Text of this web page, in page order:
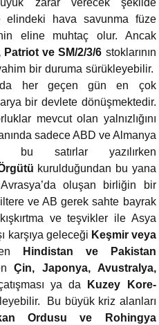
zarar verecek şekilde
elindeki hava savunma füze
eline muhtaç olur. Ancak
Patriot ve SM/2/3/6 stoklarının
bir duruma sürükleyebilir.
her geçen gün en çok
bir devlete dönüşmektedir.
mevcut olan yalnızlığını
sadece ABD ve Almanya
bu satırlar yazılırken
kurulduğundan bu yana
oluşan birliğin bir
ve AB gerek sahte bayrak
ve teşvikler ile Asya
karşıya geleceği Keşmir veya
Hindistan ve Pakistan
Çin, Japonya, Avustralya,
ya da
Kuzey Kore-
Bu büyük kriz alanları
Ordusu ve Rohingya